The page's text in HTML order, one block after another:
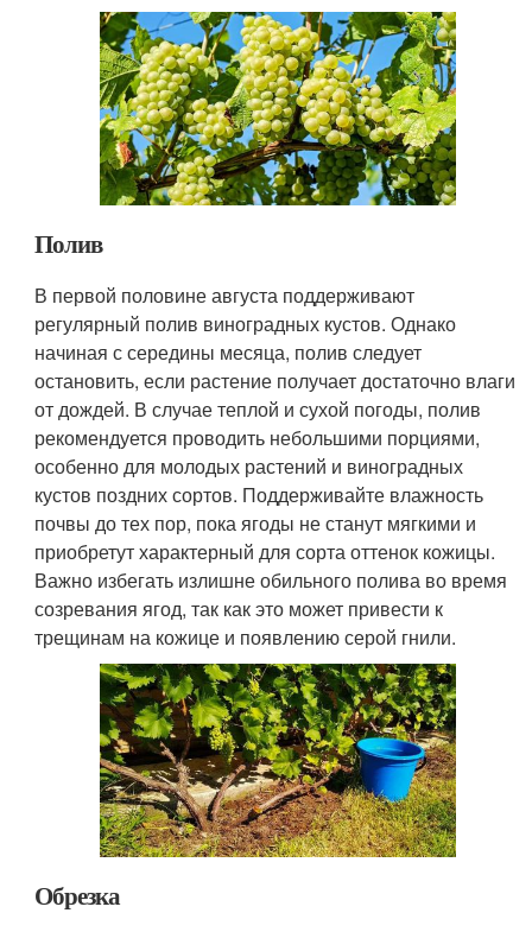
Полив
В первой половине августа поддерживают
регулярный полив виноградных кустов. Однако
начиная с середины месяца, полив следует
остановить, если растение получает достаточно влаги
от дождей. В случае теплой и сухой погоды, полив
рекомендуется проводить небольшими порциями,
особенно для молодых растений и виноградных
кустов поздних сортов. Поддерживайте влажность
почвы до тех пор, пока ягоды не станут мягкими и
приобретут характерный для сорта оттенок кожицы.
Важно избегать излишне обильного полива во время
созревания ягод, так как это может привести к
трещинам на кожице и появлению серой гнили.
Обрезка